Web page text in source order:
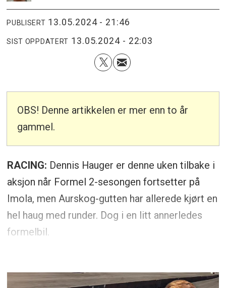
PUBLISERT 13.05.2024 - 21:46
SIST OPPDATERT 13.05.2024 - 22:03
OBS! Denne artikkelen er mer enn to år
gammel.
RACING: Dennis Hauger er denne uken tilbake i
aksjon når Formel 2-sesongen fortsetter på
Imola, men Aurskog-gutten har allerede kjørt en
hel haug med runder. Dog i en litt annerledes
formelbil.